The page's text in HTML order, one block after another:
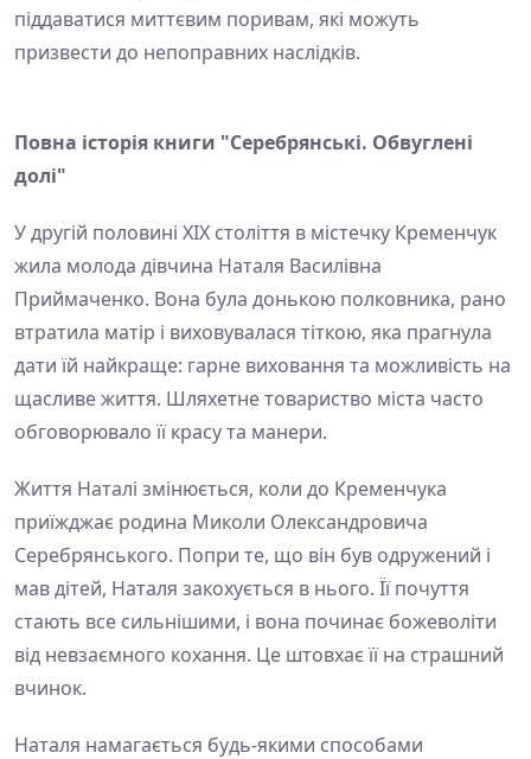
піддаватися миттєвим поривам, які можуть
призвести до непоправних наслідків.
Повна історія книги "Серебрянські. Обвуглені
долі"
У другій половині XIX століття в містечку Кременчук
жила молода дівчина Наталя Василівна
Приймаченко. Вона була донькою полковника, рано
втратила матір і виховувалася тіткою, яка прагнула
дати їй найкраще: гарне виховання та можливість на
щасливе життя. Шляхетне товариство міста часто
обговорювало її красу та манери.
Життя Наталі змінюється, коли до Кременчука
приїжджає родина Миколи Олександровича
Серебрянського. Попри те, що він був одружений і
мав дітей, Наталя закохується в нього. Її почуття
стають все сильнішими, і вона починає божеволіти
від невзаємного кохання. Це штовхає її на страшний
вчинок.
Наталя намагається будь-якими способами